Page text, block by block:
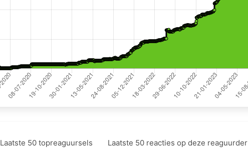
Laatste 50 topreaguursels Laatste 50 reacties op deze reaguurder